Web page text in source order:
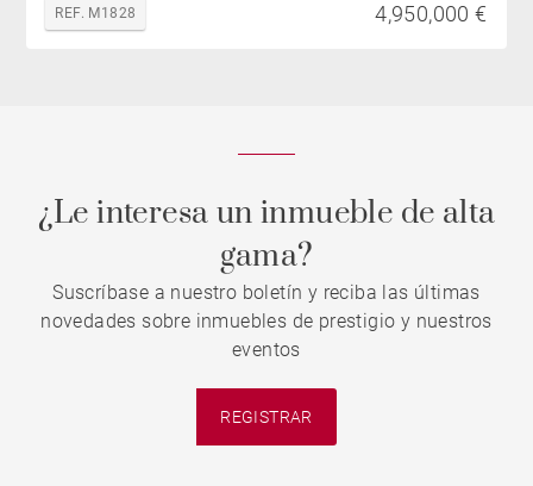
REF. M1828 4,950,000 €
¿Le interesa un inmueble de alta
gama?
Suscríbase a nuestro boletín y reciba las últimas
novedades sobre inmuebles de prestigio y nuestros
eventos
REGISTRAR